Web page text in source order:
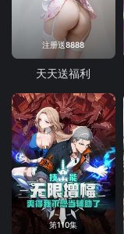
注册送8888
天天送福利
第110集